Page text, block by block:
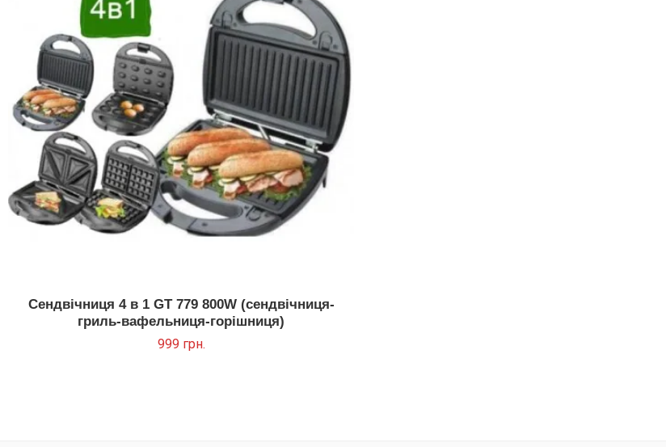
Сендвічниця 4 в 1 GT 779 800W (сендвічниця-
гриль-вафельниця-горішниця)
999 грн.